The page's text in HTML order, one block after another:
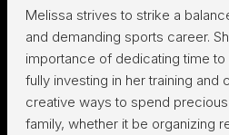
Melissa strives to strike a
and demanding sports career.
importance of dedicating time
fully investing in her training and
creative ways to spend
family, whether it be organizing